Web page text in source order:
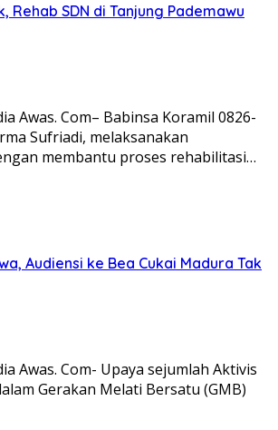
Rehab SDN di Tanjung Pademawu
Awas. Com– Babinsa Koramil 0826-
Sufriadi, melaksanakan
membantu proses rehabilitasi…
Audiensi ke Bea Cukai Madura Tak
Awas. Com- Upaya sejumlah Aktivis
Gerakan Melati Bersatu (GMB)